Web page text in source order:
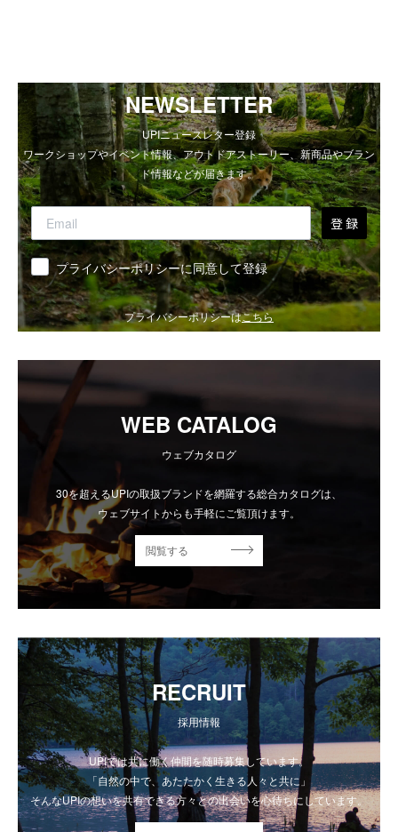
NEWSLETTER
UPIニュースレター登録
ワークショップやイベント情報、アウトドアストーリー、新商品やブラン
ド情報などが届きます。
登 録
同意 プライバシーポリシーに同意して登録
プライバシーポリシーはこちら
WEB CATALOG
ウェブカタログ
30を超えるUPIの取扱ブランドを網羅する総合カタログは、
ウェブサイトからも手軽にご覧頂けます。
閲覧する
RECRUIT
採用情報
UPIでは共に働く仲間を随時募集しています。
「自然の中で、あたたかく生きる人々と共に」
そんなUPIの想いを共有できる方々との出会いを心待ちにしています。